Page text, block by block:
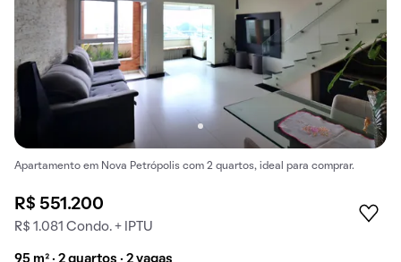
Apartamento em Nova Petrópolis com 2 quartos, ideal para comprar.
R$ 551.200
R$ 1.081 Condo. + IPTU